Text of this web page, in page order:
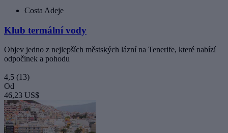
Costa Adeje
Klub termální vody
Objev jedno z nejlepších městských lázní na Tenerife, které nabízí
odpočinek a pohodu
4,5 (13)
Od
46,23 US$